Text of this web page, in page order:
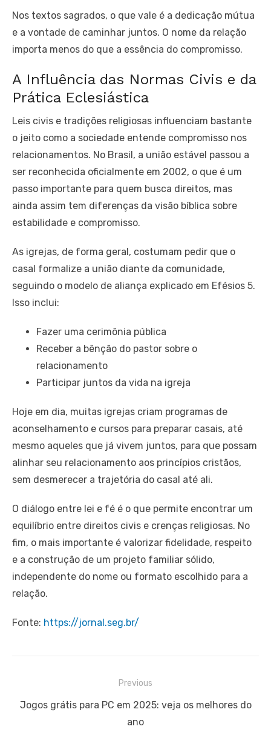
Nos textos sagrados, o que vale é a dedicação mútua
e a vontade de caminhar juntos. O nome da relação
importa menos do que a essência do compromisso.
A Influência das Normas Civis e da
Prática Eclesiástica
Leis civis e tradições religiosas influenciam bastante
o jeito como a sociedade entende compromisso nos
relacionamentos. No Brasil, a união estável passou a
ser reconhecida oficialmente em 2002, o que é um
passo importante para quem busca direitos, mas
ainda assim tem diferenças da visão bíblica sobre
estabilidade e compromisso.
As igrejas, de forma geral, costumam pedir que o
casal formalize a união diante da comunidade,
seguindo o modelo de aliança explicado em Efésios 5.
Isso inclui:
Fazer uma cerimônia pública
Receber a bênção do pastor sobre o
relacionamento
Participar juntos da vida na igreja
Hoje em dia, muitas igrejas criam programas de
aconselhamento e cursos para preparar casais, até
mesmo aqueles que já vivem juntos, para que possam
alinhar seu relacionamento aos princípios cristãos,
sem desmerecer a trajetória do casal até ali.
O diálogo entre lei e fé é o que permite encontrar um
equilíbrio entre direitos civis e crenças religiosas. No
fim, o mais importante é valorizar fidelidade, respeito
e a construção de um projeto familiar sólido,
independente do nome ou formato escolhido para a
relação.
Fonte: https://jornal.seg.br/
de
Previous
Previous
Jogos grátis para PC em 2025: veja os melhores do
ano